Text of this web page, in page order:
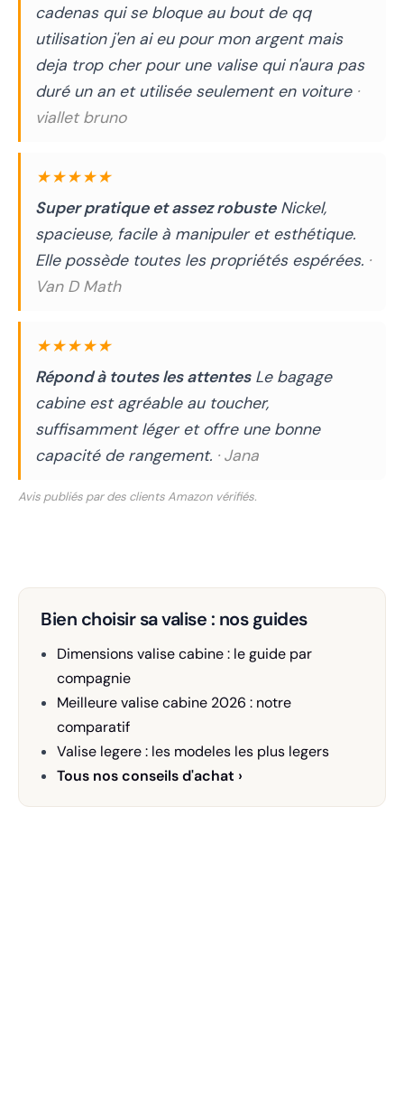
cadenas qui se bloque au bout de qq
utilisation j'en ai eu pour mon argent mais
deja trop cher pour une valise qui n'aura pas
duré un an et utilisée seulement en voiture ·
viallet bruno
★★★★★
Super pratique et assez robusteNickel,
spacieuse, facile à manipuler et esthétique.
Elle possède toutes les propriétés espérées. ·
Van D Math
★★★★★
Répond à toutes les attentesLe bagage
cabine est agréable au toucher,
suffisamment léger et offre une bonne
capacité de rangement. · Jana
Avis publiés par des clients Amazon vérifiés.
Bien choisir sa valise : nos guides
Dimensions valise cabine : le guide par
compagnie
Meilleure valise cabine 2026 : notre
comparatif
Valise legere : les modeles les plus legers
Tous nos conseils d'achat ›